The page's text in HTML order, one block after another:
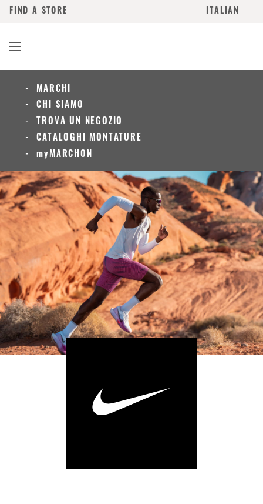
ITALIAN
FIND A STORE
MARCHI
CHI SIAMO
TROVA UN NEGOZIO
CATALOGHI MONTATURE
myMARCHON